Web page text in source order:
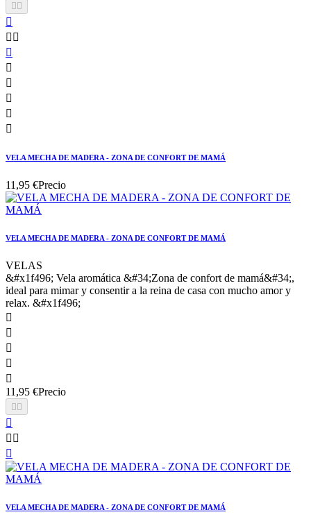
 

 






VELA MECHA DE MADERA - ZONA DE CONFORT DE MAMÁ
11,95 €Precio
VELA MECHA DE MADERA - ZONA DE CONFORT DE MAMÁ
VELAS
&#x1f496; Vela aromática &#34;Zona de confort de mamá&#34;,
ideal para mimar y consentir a la reina de casa con mucho amor y
relax. &#x1f496;





11,95 €Precio
 

 

VELA MECHA DE MADERA - ZONA DE CONFORT DE MAMÁ